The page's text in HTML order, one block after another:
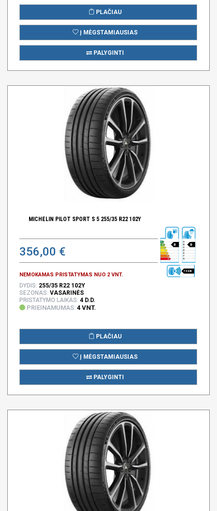
PLAČIAU
Į MĖGSTAMIAUSIAS
PALYGINTI
MICHELIN PILOT SPORT S 5 255/35 R22 102Y
356,00 €
NEMOKAMAS PRISTATYMAS NUO 2 VNT.
B B
73 DB
DYDIS: 255/35 R22 102Y
SEZONAS: VASARINĖS
PRISTATYMO LAIKAS: 4 D.D.
PRIEINAMUMAS: 4 VNT.
PLAČIAU
Į MĖGSTAMIAUSIAS
PALYGINTI